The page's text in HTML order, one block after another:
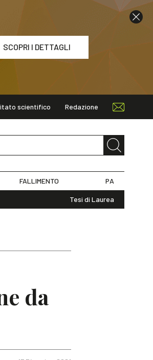
SCOPRI I DETTAGLI
scientifico Redazione
FALLIMENTO PA
Tesi di Laurea
da